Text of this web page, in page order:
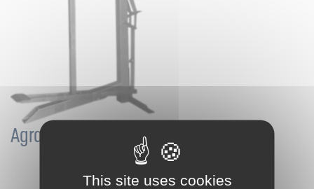
Agrafeuse MT PB A22
This site uses cookies